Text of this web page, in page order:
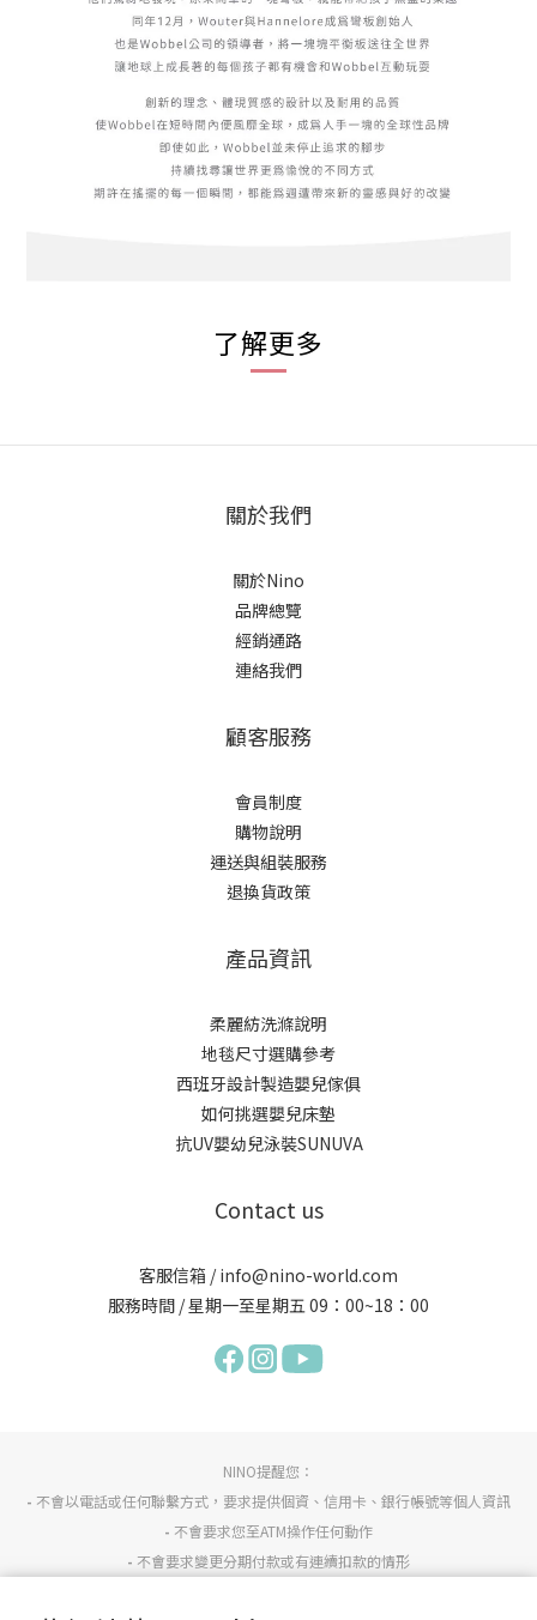
了解更多
關於我們
關於Nino
品牌總覽
經銷通路
連絡我們
顧客服務
會員制度
購物說明
運送與組裝服務
退換貨政策
產品資訊
柔麗紡洗滌說明
地毯尺寸選購參考
西班牙設計製造嬰兒傢俱
如何挑選嬰兒床墊
抗UV嬰幼兒泳裝SUNUVA
Contact us
客服信箱 / info@nino-world.com
服務時間 / 星期一至星期五 09：00~18：00
NINO提醒您：
- 不會以電話或任何聯繫方式，要求提供個資、信用卡、銀行帳號等個人資訊
- 不會要求您至ATM操作任何動作
- 不會要求變更分期付款或有連續扣款的情形